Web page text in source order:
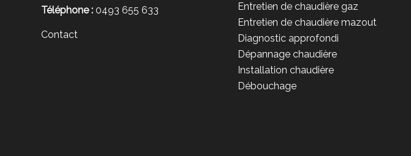
Téléphone : 0493 655 633
Contact
Entretien de chaudière gaz
Entretien de chaudière mazout
Diagnostic approfondi
Dépannage chaudière
Installation chaudière
Débouchage